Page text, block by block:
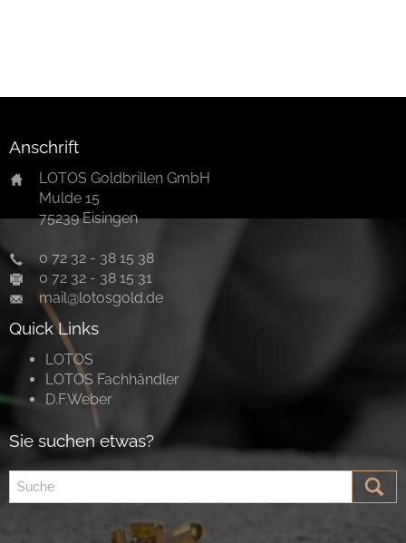
Anschrift
LOTOS Goldbrillen GmbH
Mulde 15
75239 Eisingen
0 72 32 - 38 15 38
0 72 32 - 38 15 31
mail@lotosgold.de
Quick Links
LOTOS
LOTOS Fachhändler
D.F.Weber
Sie suchen etwas?